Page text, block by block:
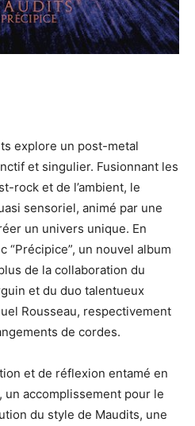
explore un post-metal
et singulier. Fusionnant les
rock et de l’ambient, le
sensoriel, animé par une
un univers unique. En
“Précipice”, un nouvel album
de la collaboration du
et du duo talentueux
Rousseau, respectivement
de cordes.
et de réflexion entamé en
un accomplissement pour le
du style de Maudits, une